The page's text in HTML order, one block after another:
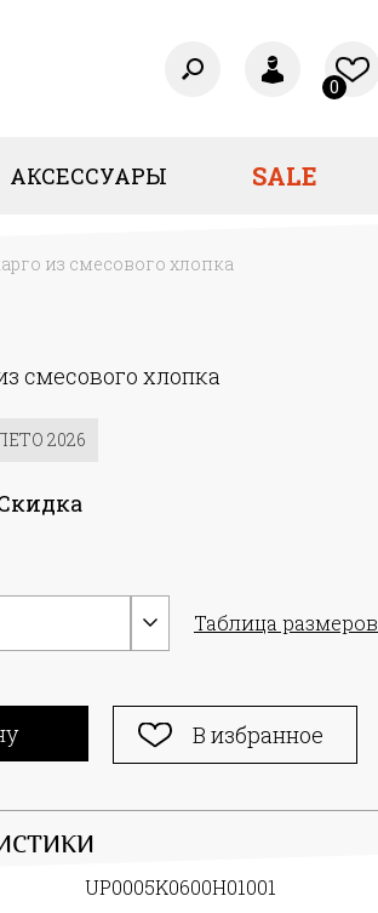
0
АКСЕССУАРЫ SALE
из смесового хлопка
смесового хлопка
2026
Таблица размеров
В избранное
UP0005K0600H01001